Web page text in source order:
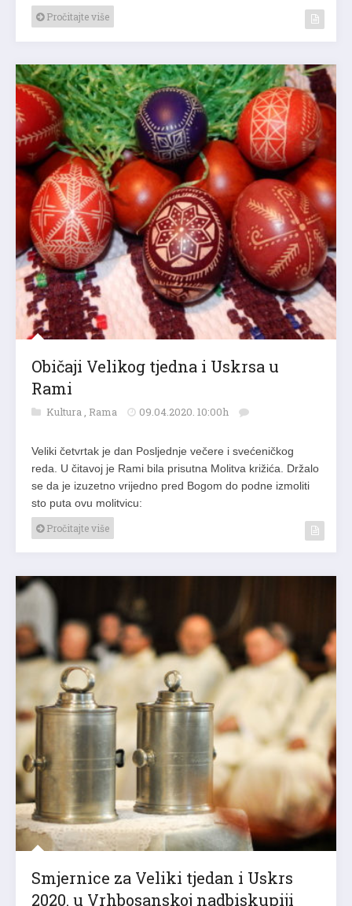
Pročitajte više
Običaji Velikog tjedna i Uskrsa u
Rami
Kultura , Rama 09.04.2020. 10:00h
Veliki četvrtak je dan Posljednje večere i svećeničkog
reda. U čitavoj je Rami bila prisutna Molitva križića. Držalo
se da je izuzetno vrijedno pred Bogom do podne izmoliti
sto puta ovu molitvicu:
Pročitajte više
Smjernice za Veliki tjedan i Uskrs
2020. u Vrhbosanskoj nadbiskupiji